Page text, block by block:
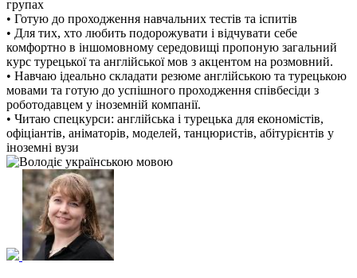
групах
• Готую до проходження навчальних тестів та іспитів
• Для тих, хто любить подорожувати і відчувати себе
комфортно в іншомовному середовищі пропоную загальний
курс турецької та англійської мов з акцентом на розмовний.
• Навчаю ідеально складати резюме англійською та турецькою
мовами та готую до успішного проходження співбесіди з
роботодавцем у іноземній компанії.
• Читаю спецкурси: англійська і турецька для економістів,
офіціантів, аніматорів, моделей, танцюристів, абітурієнтів у
іноземні вузи